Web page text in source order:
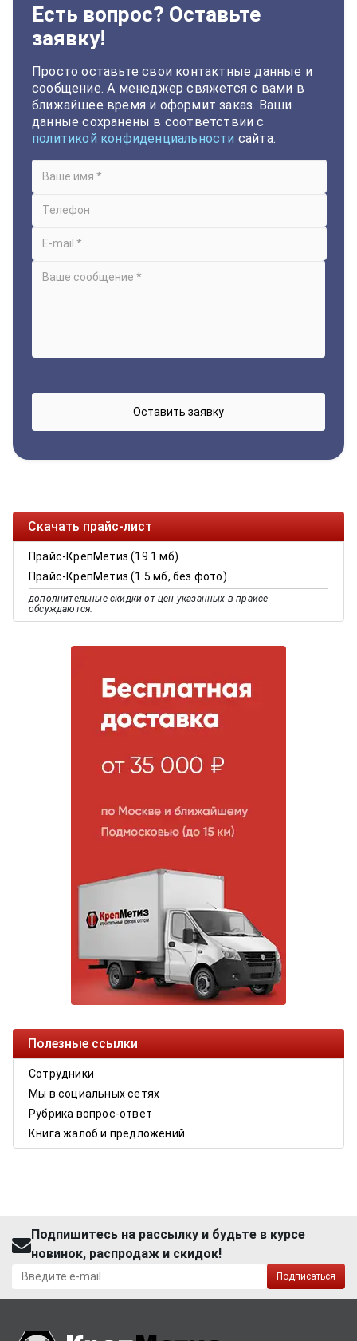
Есть вопрос? Оставьте
заявку!
Просто оставьте свои контактные данные и
сообщение. А менеджер свяжется с вами в
ближайшее время и оформит заказ. Ваши
данные сохранены в соответствии с
политикой конфиденциальности сайта.
Скачать прайс-лист
Прайс-КрепМетиз (19.1 мб)
Прайс-КрепМетиз (1.5 мб, без фото)
дополнительные скидки от цен указанных в прайсе
обсуждаются.
Полезные ссылки
Сотрудники
Мы в социальных сетях
Рубрика вопрос-ответ
Книга жалоб и предложений
Подпишитесь на рассылку и будьте в курсе
новинок, распродаж и скидок!
Подписаться